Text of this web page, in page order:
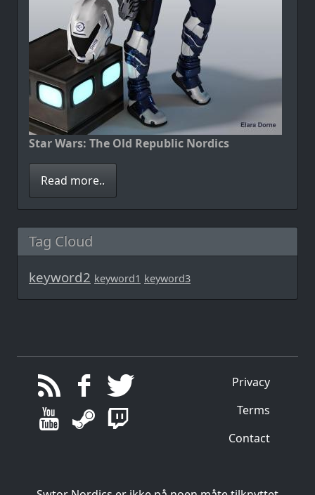
Star Wars: The Old Republic Nordics
Read more..
Tag Cloud
keyword2 keyword1 keyword3
Privacy
Terms
Contact